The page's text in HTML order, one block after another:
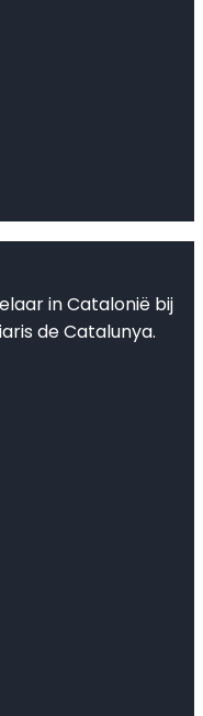
in Catalonië bij
de Catalunya.